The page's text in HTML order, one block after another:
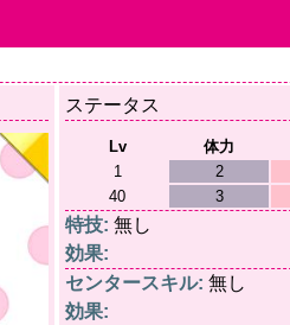
ステータス
Lv 体力
1
2
40
3
特技: 無し
効果:
センタースキル: 無し
効果: